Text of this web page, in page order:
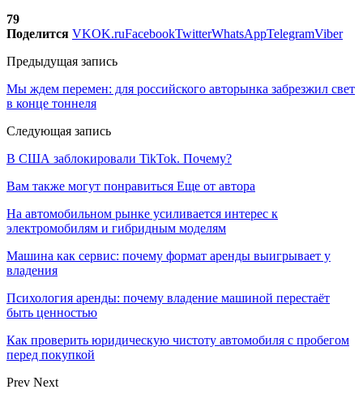
79
Поделится VKOK.ruFacebookTwitterWhatsAppTelegramViber
Предыдущая запись
Мы ждем перемен: для российского авторынка забрезжил свет
в конце тоннеля
Следующая запись
В США заблокировали TikTok. Почему?
Вам также могут понравиться Еще от автора
На автомобильном рынке усиливается интерес к
электромобилям и гибридным моделям
Машина как сервис: почему формат аренды выигрывает у
владения
Психология аренды: почему владение машиной перестаёт
быть ценностью
Как проверить юридическую чистоту автомобиля с пробегом
перед покупкой
Prev Next